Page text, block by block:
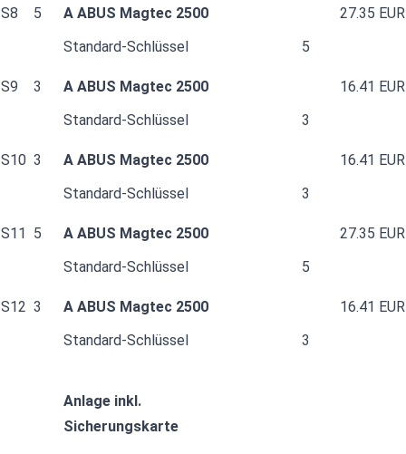
S8 5 A ABUS Magtec 2500
27.35 EUR
Standard-Schlüssel
5
S9 3 A ABUS Magtec 2500
16.41 EUR
Standard-Schlüssel
3
S10 3 A ABUS Magtec 2500
16.41 EUR
Standard-Schlüssel
3
S11 5 A ABUS Magtec 2500
27.35 EUR
Standard-Schlüssel
5
S12 3 A ABUS Magtec 2500
16.41 EUR
Standard-Schlüssel
3
Anlage inkl.
Sicherungskarte